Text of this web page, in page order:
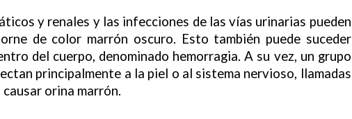
y renales y las infecciones de las vías urinarias pueden
de color marrón oscuro. Esto también puede suceder
del cuerpo, denominado hemorragia. A su vez, un grupo
principalmente a la piel o al sistema nervioso, llamadas
orina marrón.